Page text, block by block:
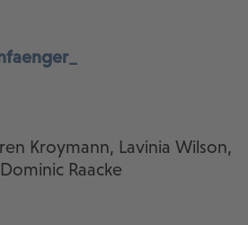
Kroymann, Lavinia Wilson,
Raacke